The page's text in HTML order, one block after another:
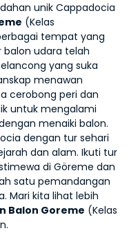
unik Cappadocia
(Kelas
tempat yang
balon udara telah
yang suka
menawan
cerobong peri dan
untuk mengalami
menaiki balon.
dengan tur sehari
dan alam. Ikuti tur
di Göreme dan
satu pemandangan
Mari kita lihat lebih
Balon Goreme (Kelas